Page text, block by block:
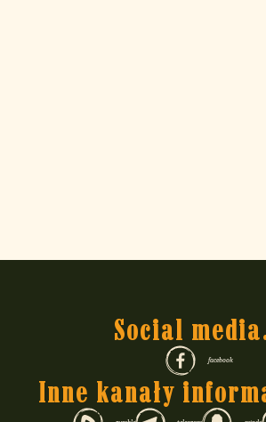
Social
facebook
Inne kanały